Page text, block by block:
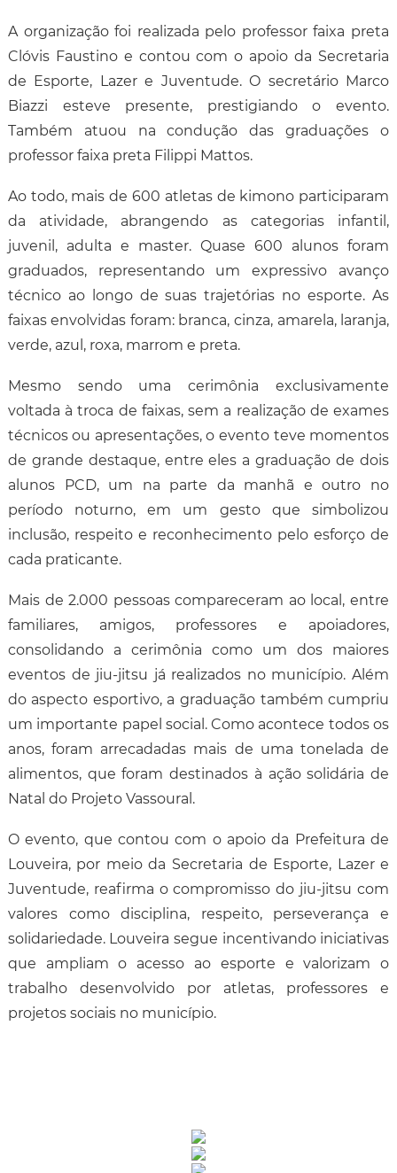
A organização foi realizada pelo professor faixa preta
Clóvis Faustino e contou com o apoio da Secretaria
de Esporte, Lazer e Juventude. O secretário Marco
Biazzi esteve presente, prestigiando o evento.
Também atuou na condução das graduações o
professor faixa preta Filippi Mattos.
Ao todo, mais de 600 atletas de kimono participaram
da atividade, abrangendo as categorias infantil,
juvenil, adulta e master. Quase 600 alunos foram
graduados, representando um expressivo avanço
técnico ao longo de suas trajetórias no esporte. As
faixas envolvidas foram: branca, cinza, amarela, laranja,
verde, azul, roxa, marrom e preta.
Mesmo sendo uma cerimônia exclusivamente
voltada à troca de faixas, sem a realização de exames
técnicos ou apresentações, o evento teve momentos
de grande destaque, entre eles a graduação de dois
alunos PCD, um na parte da manhã e outro no
período noturno, em um gesto que simbolizou
inclusão, respeito e reconhecimento pelo esforço de
cada praticante.
Mais de 2.000 pessoas compareceram ao local, entre
familiares, amigos, professores e apoiadores,
consolidando a cerimônia como um dos maiores
eventos de jiu-jitsu já realizados no município. Além
do aspecto esportivo, a graduação também cumpriu
um importante papel social. Como acontece todos os
anos, foram arrecadadas mais de uma tonelada de
alimentos, que foram destinados à ação solidária de
Natal do Projeto Vassoural.
O evento, que contou com o apoio da Prefeitura de
Louveira, por meio da Secretaria de Esporte, Lazer e
Juventude, reafirma o compromisso do jiu-jitsu com
valores como disciplina, respeito, perseverança e
solidariedade. Louveira segue incentivando iniciativas
que ampliam o acesso ao esporte e valorizam o
trabalho desenvolvido por atletas, professores e
projetos sociais no município.